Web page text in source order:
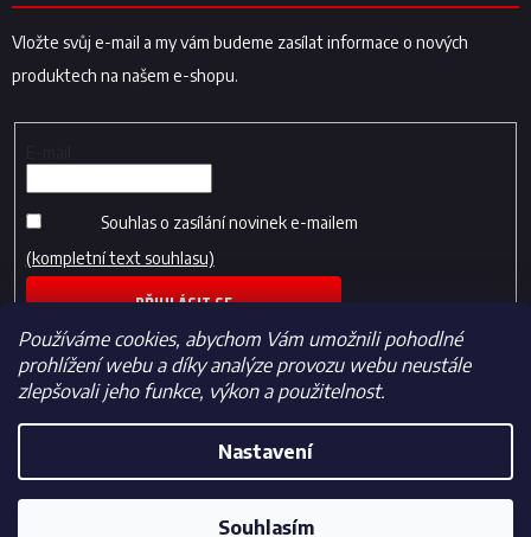
Používáme cookies, abychom Vám umožnili pohodlné
prohlížení webu a díky analýze provozu webu neustále
zlepšovali jeho funkce, výkon a použitelnost.
Nastavení
Souhlasím
Vložte svůj e-mail a my vám budeme zasílat informace o nových
produktech na našem e-shopu.
Souhlas o zasílání novinek e-mailem
(kompletní text souhlasu)
PŘIHLÁSIT SE
Vytvořil Shoptet
Fotbalfans.cz. Všechna práva vyhrazena.